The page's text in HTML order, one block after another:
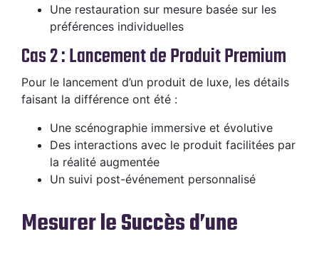
Une restauration sur mesure basée sur les
préférences individuelles
Cas 2 : Lancement de Produit Premium
Pour le lancement d’un produit de luxe, les détails
faisant la différence ont été :
Une scénographie immersive et évolutive
Des interactions avec le produit facilitées par
la réalité augmentée
Un suivi post-événement personnalisé
Mesurer le Succès d’une